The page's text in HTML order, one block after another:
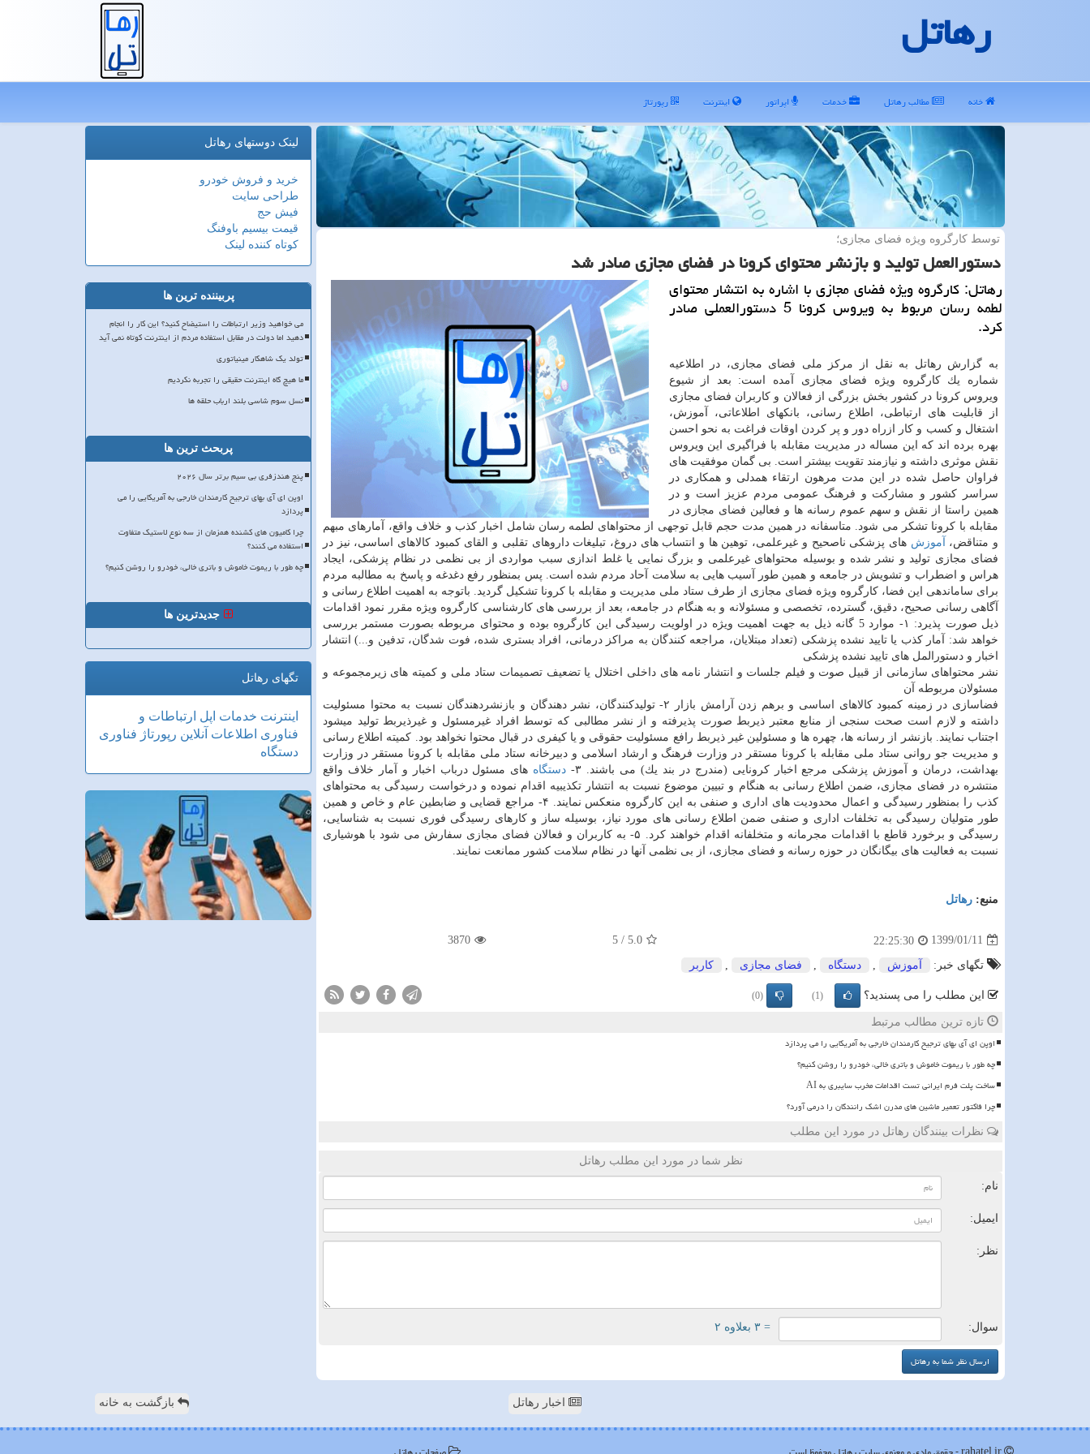
رهاتل
خانه مطالب رهاتل خدمات اپراتور اینترنت رپورتاژ
توسط كارگروه ویژه فضای مجازی؛
دستورالعمل تولید و بازنشر محتوای كرونا در فضای مجازی صادر شد
رهاتل: كارگروه ویژه فضای مجازی با اشاره به انتشار محتوای
لطمه رسان مربوط به ویروس كرونا 5 دستورالعملی صادر
كرد.
به گزارش رهاتل به نقل از مركز ملی فضای مجازی، در اطلاعیه
شماره یك كارگروه ویژه فضای مجازی آمده است: بعد از شیوع
ویروس كرونا در كشور بخش بزرگی از فعالان و كاربران فضای مجازی
از قابلیت های ارتباطی، اطلاع رسانی، بانكهای اطلاعاتی، آموزش،
اشتغال و كسب و كار ازراه دور و پر كردن اوقات فراغت به نحو احسن
بهره برده اند كه این مساله در مدیریت مقابله با فراگیری این ویروس
نقش موثری داشته و نیازمند تقویت بیشتر است. بی گمان موفقیت های
فراوان حاصل شده در این مدت مرهون ارتقاء همدلی و همكاری در
سراسر كشور و مشاركت و فرهنگ عمومی مردم عزیز است و در
همین راستا از نقش و سهم عموم رسانه ها و فعالین فضای مجازی در
مقابله با كرونا تشكر می شود. متاسفانه در همین مدت حجم قابل توجهی از محتواهای لطمه ­رسان شامل اخبار كذب و خلاف واقع، آمارهای مبهم
و متناقض،
آموزش ­های پزشكی ناصحیح و غیرعلمی، توهین­ ها و انتساب­ های دروغ، تبلیغات داروهای تقلبی و القای كمبود كالاهای اساسی، نیز در
فضای مجازی تولید و نشر شده و بوسیله محتواهای غیرعلمی و بزرگ نمایی یا غلط اندازی سبب مواردی از بی نظمی در نظام پزشكی، ایجاد
هراس و اضطراب و تشویش در جامعه و همین طور آسیب­ هایی به سلامت آحاد مردم شده است. پس بمنظور رفع دغدغه و پاسخ به مطالبه مردم
برای ساماندهی این فضا، كارگروه ویژه فضای مجازی از طرف ستاد ملی مدیریت و مقابله با كرونا تشكیل گردید. باتوجه به اهمیت اطلاع­ رسانی و
آگاهی رسانی صحیح، دقیق، گسترده، تخصصی و مسئولانه و به­ هنگام در جامعه، بعد از بررسی­ های كارشناسی كارگروه ویژه مقرر نمود اقدامات
ذیل صورت پذیرد: ۱- موارد 5 گانه ذیل به جهت اهمیت ویژه در اولویت رسیدگی این كارگروه بوده و محتوای مربوطه بصورت مستمر بررسی
خواهد شد: آمار كذب یا تایید نشده پزشكی (تعداد مبتلایان، مراجعه­ كنندگان به مراكز درمانی، افراد بستری شده، فوت شدگان، تدفین و...) انتشار
اخبار و دستورالمل­ های تایید نشده پزشكی
نشر محتواهای سازمانی از قبیل صوت و فیلم جلسات و انتشار نامه ­های داخلی اختلال یا تضعیف تصمیمات ستاد ملی و كمیته ­های زیرمجموعه و
مسئولان مربوطه آن
فضاسازی در زمینه كمبود كالاهای اساسی و برهم ­زدن آرامش بازار ۲- تولیدكنندگان، نشر دهندگان و بازنشردهندگان نسبت به محتوا مسئولیت
داشته و لازم است صحت­ سنجی از منابع معتبر ذی­ربط صورت پذیرفته و از نشر مطالبی كه توسط افراد غیرمسئول و غیرذی­ربط تولید می­شود
اجتناب نمایند. بازنشر از رسانه­ ها، چهره­ ها و مسئولین غیر ذی­ربط رافع مسئولیت حقوقی و یا كیفری در قبال محتوا نخواهد بود. كمیته اطلاع ­رسانی
و مدیریت جو روانی ستاد ملی مقابله با كرونا مستقر در وزارت فرهنگ و ارشاد اسلامی و دبیرخانه ستاد ملی مقابله با كرونا مستقر در وزارت
بهداشت، درمان و آموزش پزشكی مرجع اخبار كرونایی (مندرج در بند یك) می­ باشند. ۳-
دستگاه های مسئول درباب اخبار و آمار خلاف واقع
منتشره در فضای مجازی، ضمن اطلاع­ رسانی به ­هنگام و تبیین موضوع نسبت به انتشار تكذیبیه اقدام نموده و درخواست رسیدگی به محتواهای
كذب را بمنظور رسیدگی و اعمال محدودیت­ های اداری و صنفی به این كارگروه منعكس نمایند. ۴- مراجع قضایی و ضابطین عام و خاص و همین
طور متولیان رسیدگی به تخلفات اداری و صنفی ضمن اطلاع ­رسانی­ های مورد نیاز، بوسیله ساز و كارهای رسیدگی فوری نسبت به شناسایی،
رسیدگی و برخورد قاطع با اقدامات مجرمانه و متخلفانه اقدام خواهند كرد. ۵- به كاربران و فعالان فضای مجازی سفارش می­ شود با هوشیاری
نسبت به فعالیت­ های بیگانگان در حوزه رسانه و فضای مجازی، از بی نظمی آنها در نظام سلامت كشور ممانعت نمایند.
منبع: رهاتل
1399/01/11
22:25:30
5.0
/
5
3870
تگهای خبر: آموزش دستگاه فضای مجازی كاربر
این مطلب را می پسندید؟ (1)
(0)
تازه ترین مطالب مرتبط
اوپن ای آی بهای ترجیح کارمندان خارجی به آمریکایی را می پردازد
چه طور با ریموت خاموش و باتری خالی، خودرو را روشن کنیم؟
ساخت پلت فرم ایرانی تست اقدامات مخرب سایبری به AI
چرا فاکتور تعمیر ماشین های مدرن اشک رانندگان را درمی آورد؟
نظرات بینندگان رهاتل در مورد این مطلب
نظر شما در مورد این مطلب رهاتل
نام:
ایمیل:
نظر:
سوال: = ۳ بعلاوه ۲
لینک دوستهای رهاتل
خرید و فروش خودرو
طراحی سایت
فیش حج
قیمت بیسیم باوفنگ
کوتاه کننده لینک
پربیننده ترین ها
می خواهید وزیر ارتباطات را استیضاح کنید؟ این کار را انجام
دهید اما دولت در مقابل استفاده مردم از اینترنت کوتاه نمی آید
تولد یک شاهکار مینیاتوری
ما هیچ گاه اینترنت حقیقی را تجربه نکردیم
نسل سوم شاسی بلند ارباب حلقه ها
پربحث ترین ها
پنج هندزفری بی سیم برتر سال ۲۰۲۶
اوپن ای آی بهای ترجیح کارمندان خارجی به آمریکایی را می
پردازد
چرا کامیون های کشنده همزمان از سه نوع لاستیک متفاوت
استفاده می کنند؟
چه طور با ریموت خاموش و باتری خالی، خودرو را روشن کنیم؟
جدیدترین ها
تگهای رهاتل
اینترنت خدمات اپل ارتباطات و
فناوری اطلاعات آنلاین رپورتاژ فناوری
دستگاه
اخبار رهاتل بازگشت به خانه